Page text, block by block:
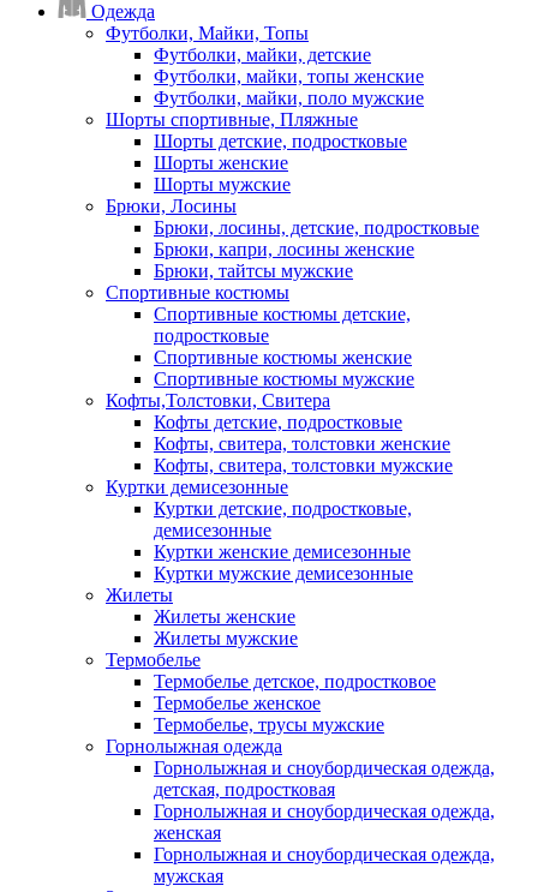
Одежда
Футболки, Майки, Топы
Футболки, майки, детские
Футболки, майки, топы женские
Футболки, майки, поло мужские
Шорты спортивные, Пляжные
Шорты детские, подростковые
Шорты женские
Шорты мужские
Брюки, Лосины
Брюки, лосины, детские, подростковые
Брюки, капри, лосины женские
Брюки, тайтсы мужские
Спортивные костюмы
Спортивные костюмы детские,
подростковые
Спортивные костюмы женские
Спортивные костюмы мужские
Кофты,Толстовки, Свитера
Кофты детские, подростковые
Кофты, свитера, толстовки женские
Кофты, свитера, толстовки мужские
Куртки демисезонные
Куртки детские, подростковые,
демисезонные
Куртки женские демисезонные
Куртки мужские демисезонные
Жилеты
Жилеты женские
Жилеты мужские
Термобелье
Термобелье детское, подростковое
Термобелье женское
Термобелье, трусы мужские
Горнолыжная одежда
Горнолыжная и сноубордическая одежда,
детская, подростковая
Горнолыжная и сноубордическая одежда,
женская
Горнолыжная и сноубордическая одежда,
мужская